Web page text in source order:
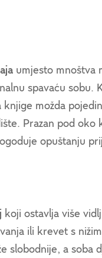
umjesto mnoštva
spavaću sobu.
možda
Prazan pod oko
opuštanju
koji ostavlja više
ili krevet s
slobodnije, a soba